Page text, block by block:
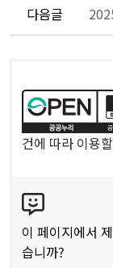
다음글
공
리
공
저
작
물
건에 따라 이용
텐
츠
만
이 페이지에서
습니까?